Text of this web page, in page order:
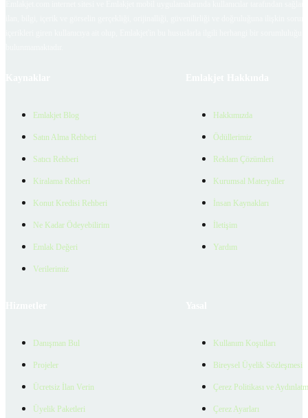
Emlakjet Blog
Satın Alma Rehberi
Satıcı Rehberi
Kiralama Rehberi
Konut Kredisi Rehberi
Ne Kadar Ödeyebilirim
Emlak Değeri
Verilerimiz
Hakkımızda
Ödüllerimiz
Reklam Çözümleri
Kurumsal Materyaller
İnsan Kaynakları
İletişim
Yardım
Danışman Bul
Projeler
Ücretsiz İlan Verin
Üyelik Paketleri
Kullanım Koşulları
Bireysel Üyelik Sözleşmesi
Çerez Politikası ve
Çerez Ayarları